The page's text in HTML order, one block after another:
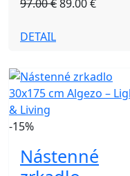
97.00 €89.00 €
DETAIL
-15%
Nástenné